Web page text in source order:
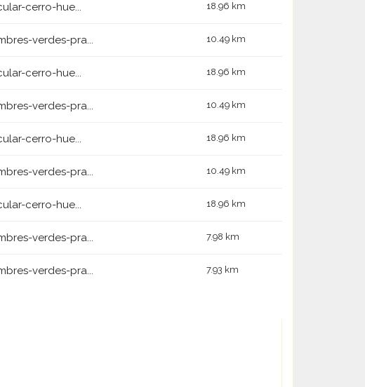
cerro-hue... 18.96 km
verdes-pra... 10.49 km
cerro-hue... 18.96 km
verdes-pra... 10.49 km
cerro-hue... 18.96 km
verdes-pra... 10.49 km
cerro-hue... 18.96 km
verdes-pra... 7.98 km
verdes-pra... 7.93 km